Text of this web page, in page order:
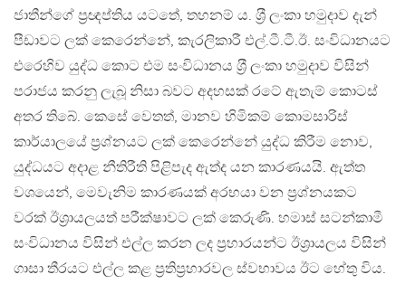
ජාතීන්ගේ ප‍්‍රඥප්තිය යටතේ, තහනම් ය. ශ‍්‍රී ලංකා හමුදාව දැන්
පීඩාවට ලක් කෙරෙන්නේ, කැරලිකාරී එල්.ටී.ටී.ඊ. සංවිධානයට
එරෙහිව යුද්ධ කොට එම සංවිධානය ශ‍්‍රී ලංකා හමුදාව විසින්
පරාජය කරනු ලැබූ නිසා බවට අදහසක් රටේ ඇතැම් කොටස්
අතර තිබේ. කෙසේ වෙතත්, මානව හිමිකම් කොමසාරිස්
කාර්යාලයේ ප‍්‍රශ්නයට ලක් කෙරෙන්නේ යුද්ධ කිරීම නොව,
යුද්ධයට අදාළ නීතිරීති පිළිපැද ඇත්ද යන කාරණයයි. ඇත්ත
වශයෙන්, මෙවැනිම කාරණයක් අරභයා වන ප‍්‍රශ්නයකට
වරක් ඊශ‍්‍රායලයත් පරීක්ෂාවට ලක් කෙරුණි. හමාස් සටන්කාමී
සංවිධානය විසින් එල්ල කරන ලද ප‍්‍රහාරයන්ට ඊශ‍්‍රායලය විසින්
ගාසා තීරයට එල්ල කළ ප‍්‍රතිප‍්‍රහාරවල ස්වභාවය ඊට හේතු විය.